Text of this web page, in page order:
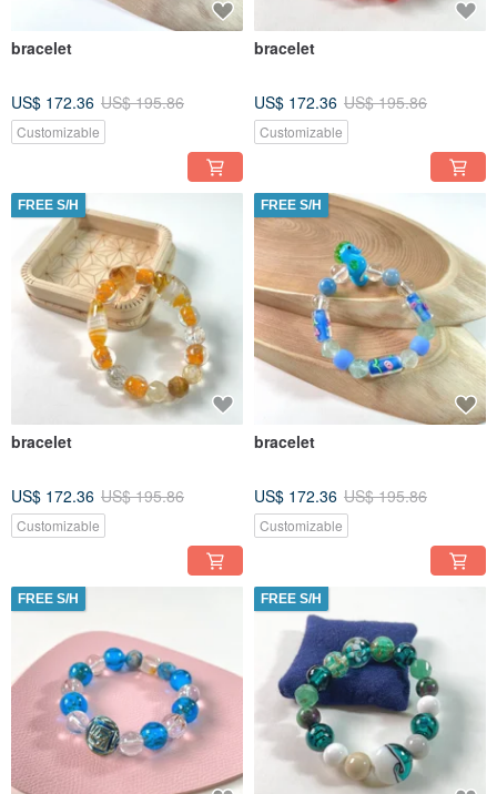
bracelet
US$ 172.36 US$ 195.86
Customizable
bracelet
US$ 172.36 US$ 195.86
Customizable
FREE S/H
bracelet
US$ 172.36 US$ 195.86
Customizable
FREE S/H
bracelet
US$ 172.36 US$ 195.86
Customizable
FREE S/H FREE S/H